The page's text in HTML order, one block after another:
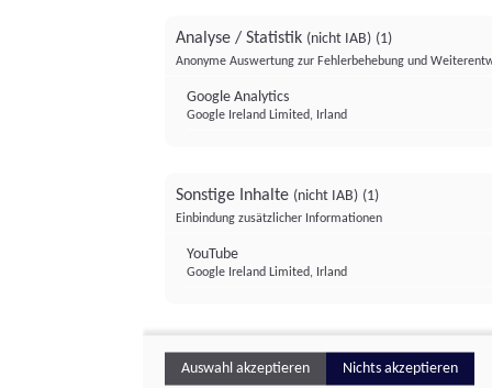
Analyse / Statistik (nicht IAB) (1)
Anonyme Auswertung zur Fehlerbehebung und
Google Analytics
Google Ireland Limited, Irland
Sonstige Inhalte (nicht IAB) (1)
Einbindung zusätzlicher Informationen
YouTube
Google Ireland Limited, Irland
Auswahl akzeptieren Nichts akzeptieren